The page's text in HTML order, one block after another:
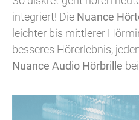
integriert! Die Nuance
leichter bis mittlerer
besseres Hörerlebnis,
Nuance Audio Hörbrille